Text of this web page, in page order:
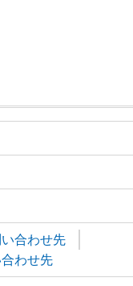
合わせ先
わせ先